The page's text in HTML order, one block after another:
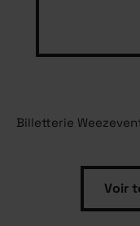
Billetterie
Voir